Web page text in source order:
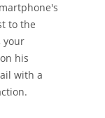
to the
your
his
with a